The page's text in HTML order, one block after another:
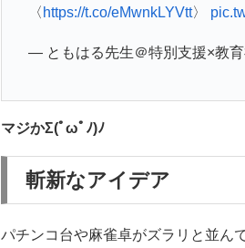
〈 https://t.co/eMwnkLYVtt〉
— ともはる先生＠特別支援×教
マジかΣ(ﾟωﾟﾉ)ﾉ
斬新なアイデア
パチンコ台や麻雀卓がズラリと並ん